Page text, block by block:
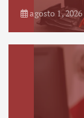
agosto 1, 2026